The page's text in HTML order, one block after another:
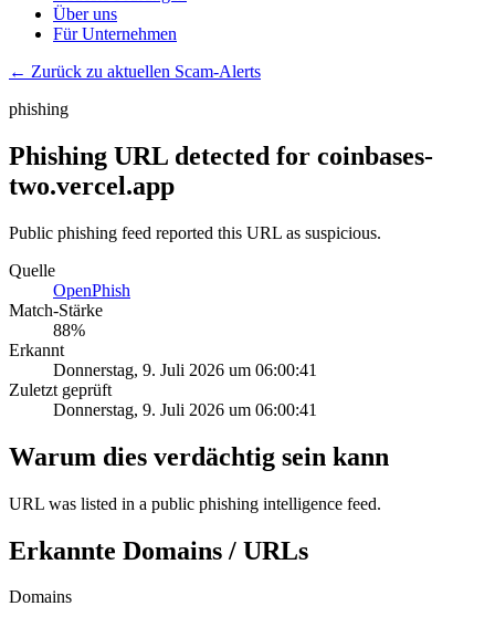
Über uns
Für Unternehmen
← Zurück zu aktuellen Scam-Alerts
phishing
Phishing URL detected for coinbases-
two.vercel.app
Public phishing feed reported this URL as suspicious.
Quelle
OpenPhish
Match-Stärke
88%
Erkannt
Donnerstag, 9. Juli 2026 um 06:00:41
Zuletzt geprüft
Donnerstag, 9. Juli 2026 um 06:00:41
Warum dies verdächtig sein kann
URL was listed in a public phishing intelligence feed.
Erkannte Domains / URLs
Domains